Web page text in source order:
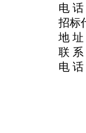
电 话
招标
地
联 系
电 话